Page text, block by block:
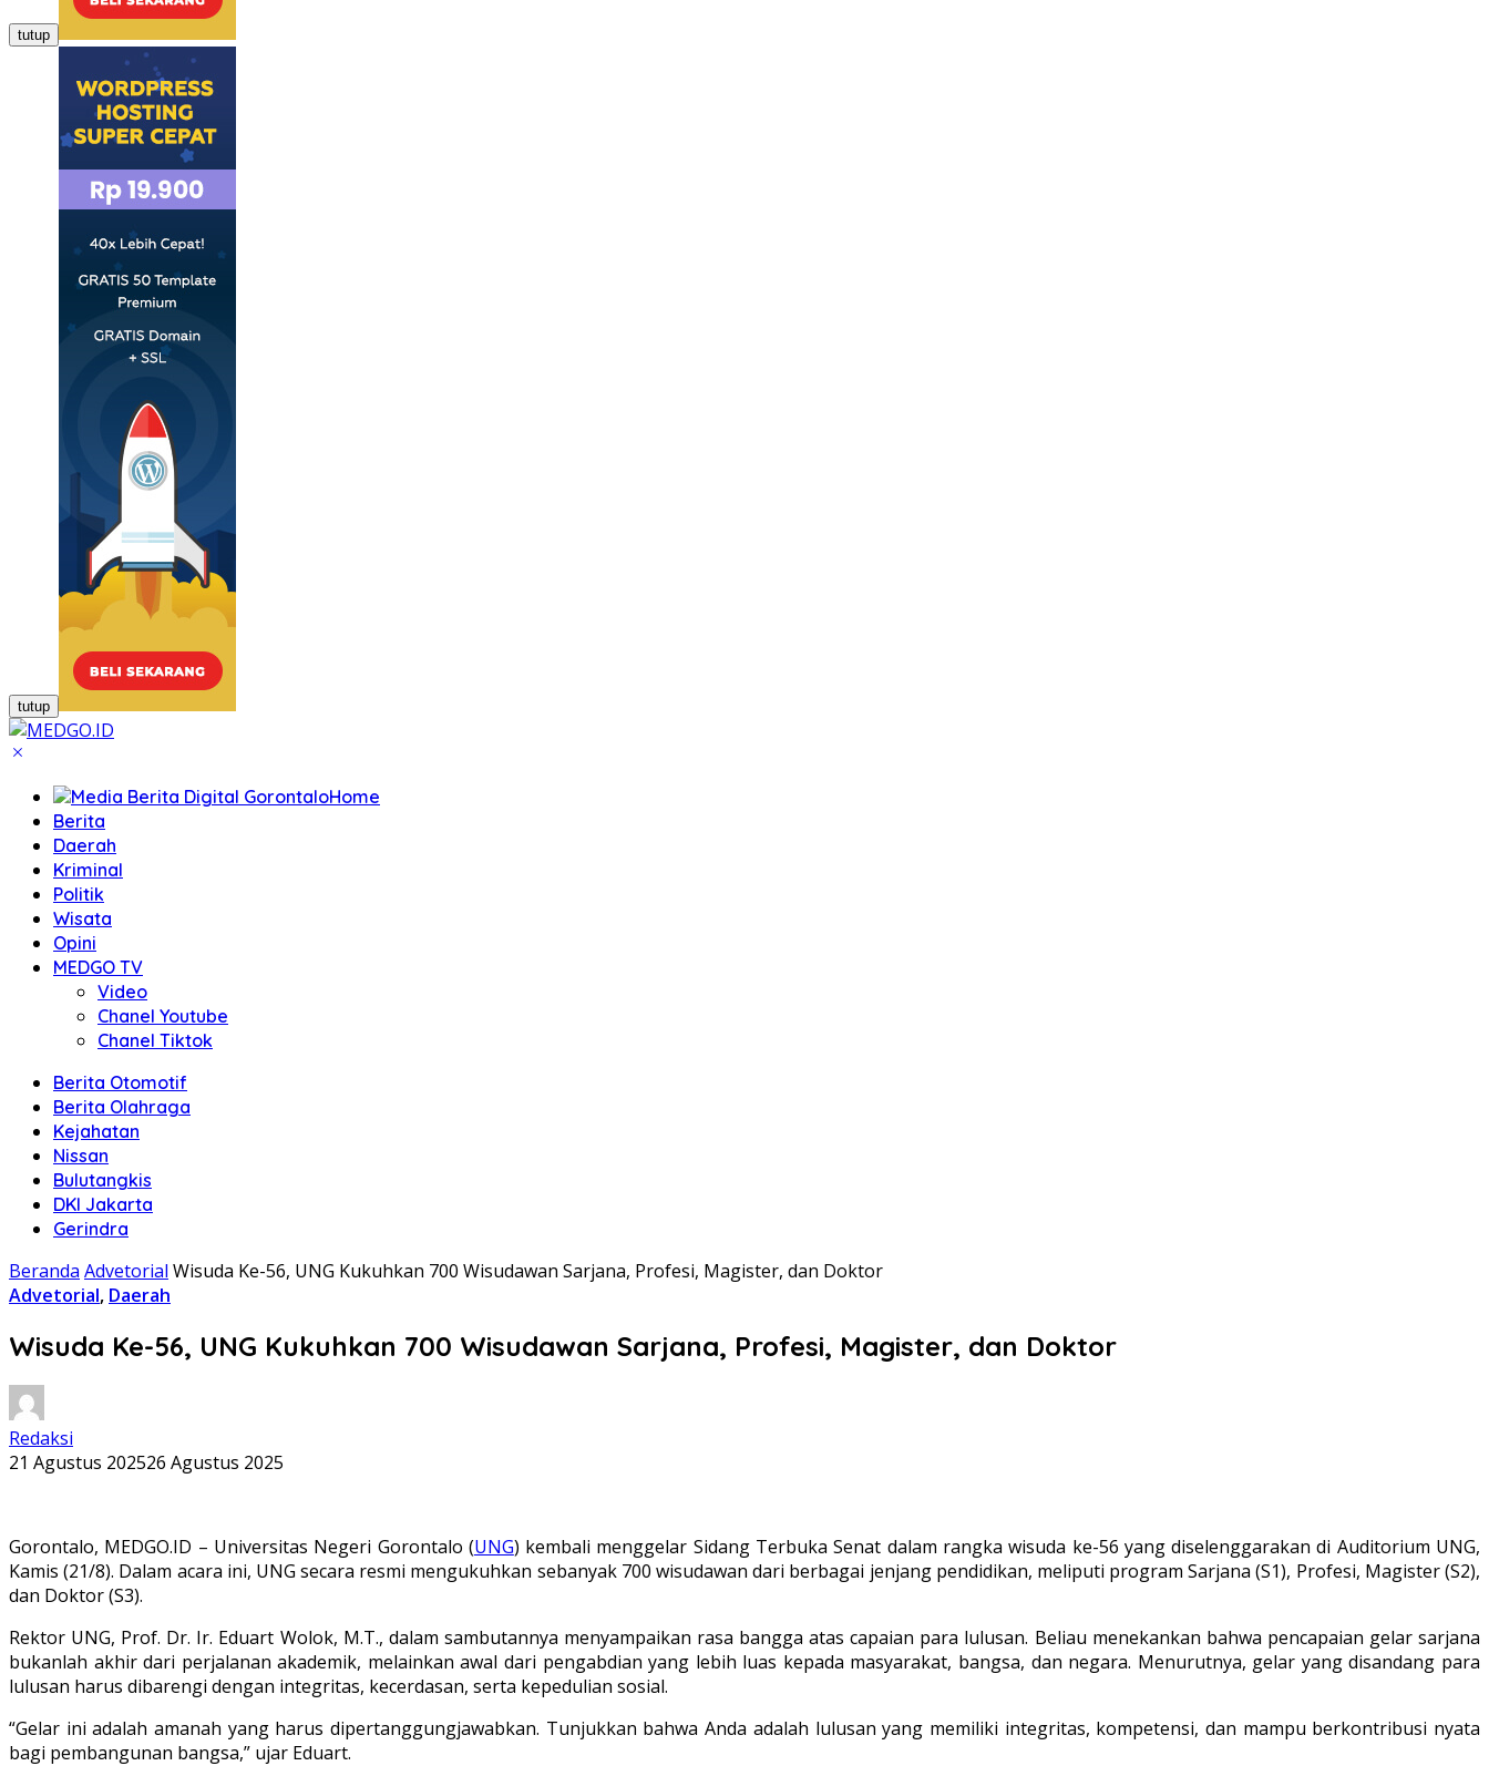
tutup
tutup
Home
Berita
Daerah
Kriminal
Politik
Wisata
Opini
MEDGO TV
Video
Chanel Youtube
Chanel Tiktok
Berita Otomotif
Berita Olahraga
Kejahatan
Nissan
Bulutangkis
DKI Jakarta
Gerindra
Beranda Advetorial Wisuda Ke-56, UNG Kukuhkan 700 Wisudawan Sarjana, Profesi, Magister, dan Doktor
Advetorial, Daerah
Wisuda Ke-56, UNG Kukuhkan 700 Wisudawan Sarjana, Profesi, Magister, dan Doktor
Redaksi
21 Agustus 202526 Agustus 2025
Gorontalo, MEDGO.ID – Universitas Negeri Gorontalo (UNG) kembali menggelar Sidang Terbuka Senat dalam rangka wisuda ke-56 yang diselenggarakan di Auditorium UNG,
Kamis (21/8). Dalam acara ini, UNG secara resmi mengukuhkan sebanyak 700 wisudawan dari berbagai jenjang pendidikan, meliputi program Sarjana (S1), Profesi, Magister (S2),
dan Doktor (S3).
Rektor UNG, Prof. Dr. Ir. Eduart Wolok, M.T., dalam sambutannya menyampaikan rasa bangga atas capaian para lulusan. Beliau menekankan bahwa pencapaian gelar sarjana
bukanlah akhir dari perjalanan akademik, melainkan awal dari pengabdian yang lebih luas kepada masyarakat, bangsa, dan negara. Menurutnya, gelar yang disandang para
lulusan harus dibarengi dengan integritas, kecerdasan, serta kepedulian sosial.
“Gelar ini adalah amanah yang harus dipertanggungjawabkan. Tunjukkan bahwa Anda adalah lulusan yang memiliki integritas, kompetensi, dan mampu berkontribusi nyata
bagi pembangunan bangsa,” ujar Eduart.